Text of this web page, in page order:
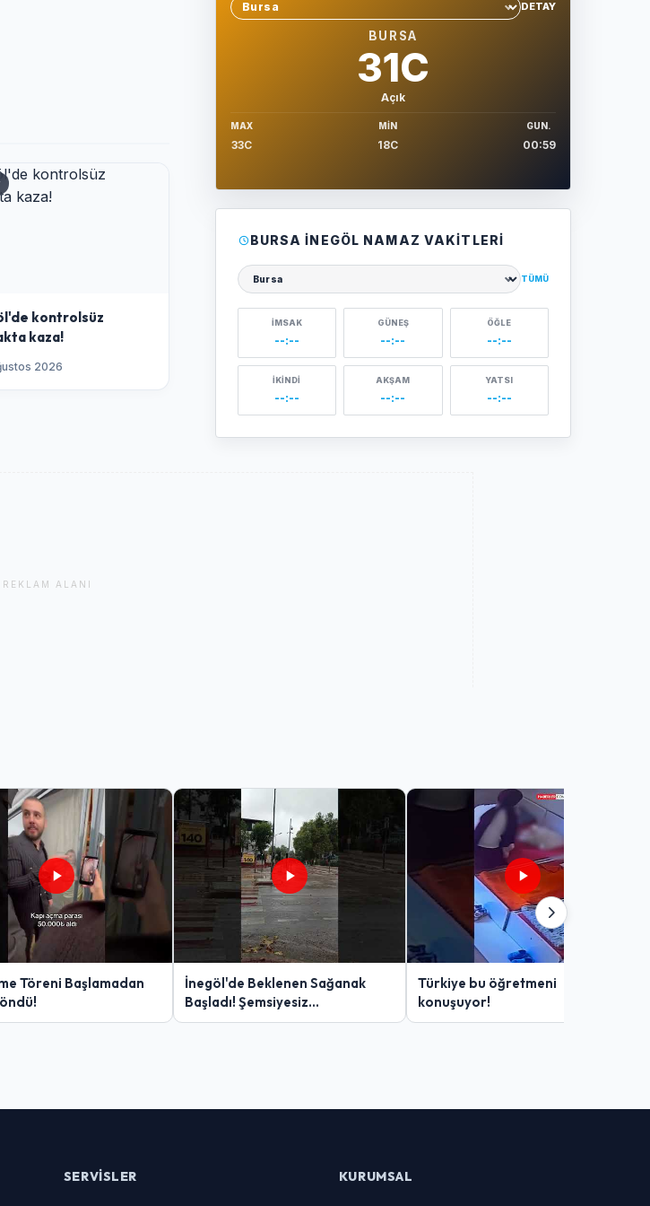
kontrolsüz
kaza!
2026
Sehir sec
DETAY
BURSA
31C
Açık
MAX
33C
MIN
18C
GUN.
00:59
BURSA İNEGÖL NAMAZ VAKITLERI
Şehir seçin
TÜMÜ
İMSAK
--:--
GÜNEŞ
--:--
ÖĞLE
--:--
İKINDI
--:--
AKŞAM
--:--
YATSI
--:--
REKLAM ALANI
Töreni Başlamadan
İnegöl'de Beklenen Sağanak
Başladı! Şemsiyesiz
Yakalananlar Zor Anlar Yaşadı
Türkiye bu öğretmeni
konuşuyor!
SERVISLER KURUMSAL